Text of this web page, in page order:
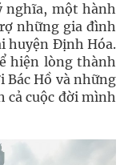
nghĩa, một hành
những gia đình
huyện Định Hóa.
hiện lòng thành
Bác Hồ và những
cả cuộc đời mình